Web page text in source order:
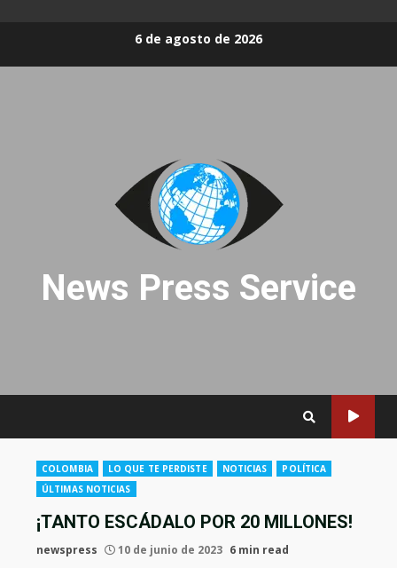
6 de agosto de 2026
News Press Service
COLOMBIA LO QUE TE PERDISTE NOTICIAS
POLÍTICA
ÚLTIMAS NOTICIAS
¡TANTO ESCÁDALO POR 20 MILLONES!
newspress 10 de junio de 2023 6 min read